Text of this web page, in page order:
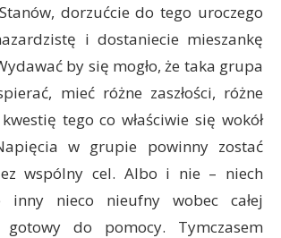
dorzućcie do tego uroczego
i dostaniecie mieszankę
by się mogło, że taka grupa
mieć różne zaszłości, różne
tego co właściwie się wokół
w grupie powinny zostać
wspólny cel. Albo i nie – niech
inny nieco nieufny wobec całej
do pomocy. Tymczasem